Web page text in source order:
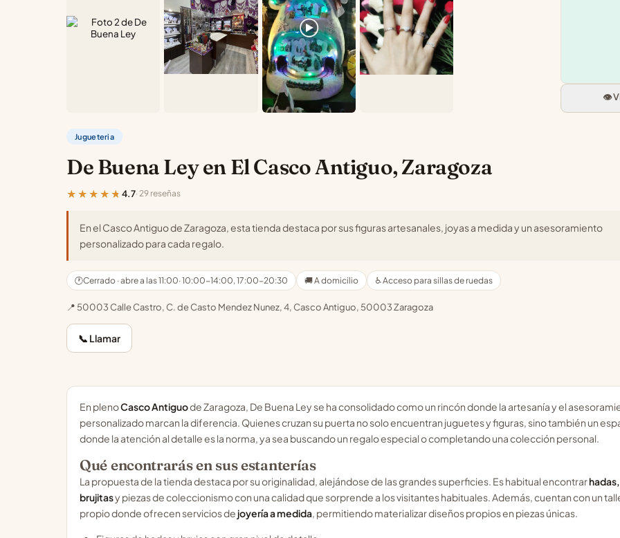
👁️
Jugueteria
De Buena Ley en El Casco Antiguo, Zaragoza
★★★★★ 4.7· 29 reseñas
En el Casco Antiguo de Zaragoza, esta tienda destaca por sus figuras artesanales, joyas a medida y un asesoramiento
personalizado para cada regalo.
🕐Cerrado · abre a las 11:00· 10:00-14:00, 17:00-20:30 🚚 A domicilio ♿ Acceso para sillas de ruedas
📍 50003 Calle Castro, C. de Casto Mendez Nunez, 4, Casco Antiguo, 50003 Zaragoza
📞 Llamar
En plenoCasco Antiguode Zaragoza, De Buena Ley se ha consolidado como un rincón donde la artesanía y el
personalizado marcan la diferencia. Quienes cruzan su puerta no solo encuentran juguetes y figuras, sino también un
donde la atención al detalle es la norma, ya sea buscando un regalo especial o completando una colección personal.
Qué encontrarás en sus estanterías
La propuesta de la tienda destaca por su originalidad, alejándose de las grandes superficies. Es habitual encontrarhadas,
brujitasy piezas de coleccionismo con una calidad que sorprende a los visitantes habituales. Además, cuentan con un
propio donde ofrecen servicios de joyería a medida, permitiendo materializar diseños propios en piezas únicas.